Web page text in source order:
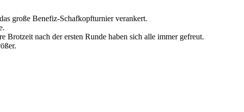
große Benefiz-Schafkopfturnier verankert.
Brotzeit nach der ersten Runde haben sich alle immer gefreut.